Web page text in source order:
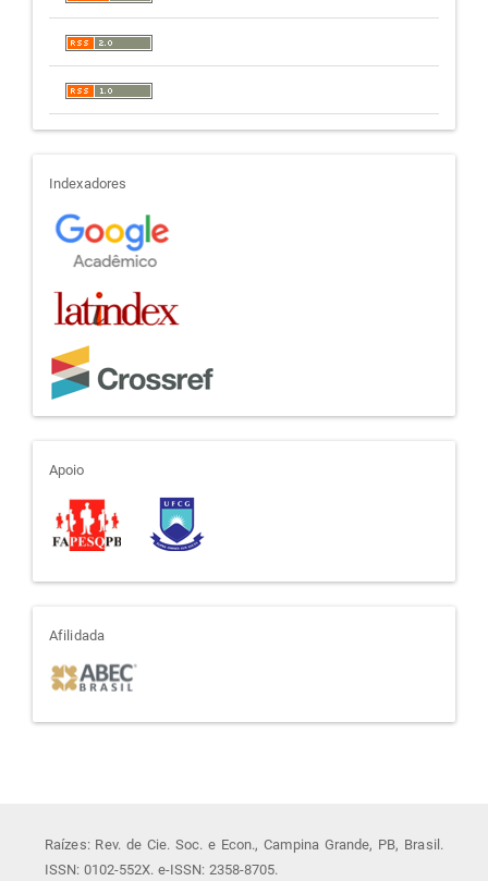
indexadores
Indexadores
apoio
Apoio
afiliada
Afilidada
Raízes: Rev. de Cie. Soc. e Econ., Campina Grande, PB, Brasil.
ISSN: 0102-552X. e-ISSN: 2358-8705.